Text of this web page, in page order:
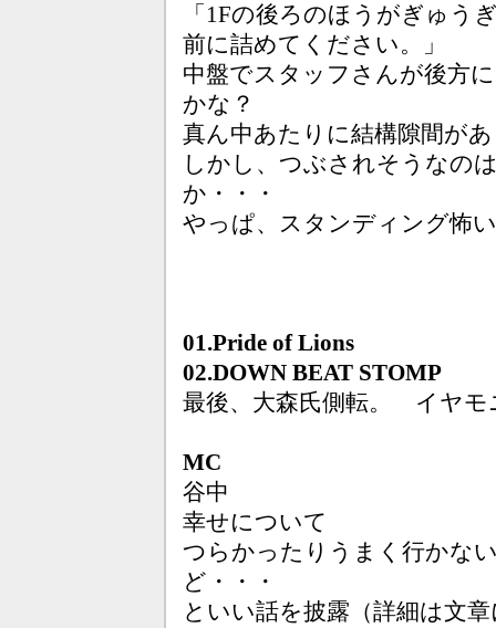
「1Fの後ろのほうがぎゅう
前に詰めてください。」
中盤でスタッフさんが後方
かな？
真ん中あたりに結構隙間が
しかし、つぶされそうなの
か・・・
やっぱ、スタンディング怖
01.Pride of Lions
02.DOWN BEAT STOMP
最後、大森氏側転。 イヤモ
MC
谷中
幸せについて
つらかったりうまく行かな
ど・・・
といい話を披露（詳細は文